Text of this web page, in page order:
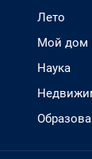
Лето
Мой дом
Наука